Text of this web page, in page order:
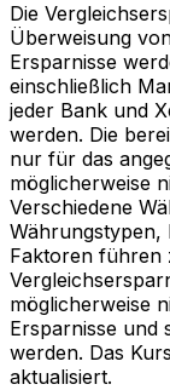
Die
Überweisung
Ersparnisse
einschließlich
jeder Bank und
werden. Die
nur für das
möglicherweise
Verschiedene
Währungstypen,
Faktoren führen
möglicherweise
Ersparnisse und
werden. Das
aktualisiert.